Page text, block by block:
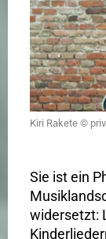
Kiri Rakete ©
Sie ist ein
widersetzt: